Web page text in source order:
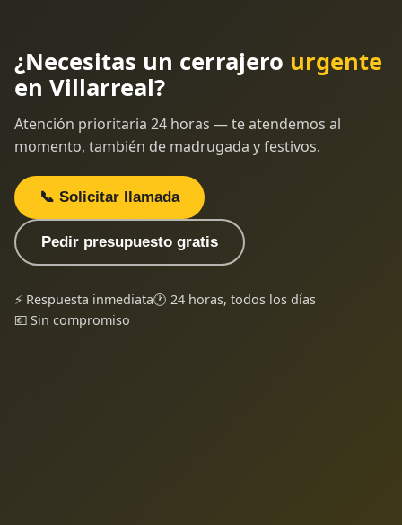
¿Necesitas un cerrajero urgente
en Villarreal?
Atención prioritaria 24 horas — te atendemos al
momento, también de madrugada y festivos.
📞 Solicitar llamada
Pedir presupuesto gratis
⚡ Respuesta inmediata🕐 24 horas, todos los días
💶 Sin compromiso